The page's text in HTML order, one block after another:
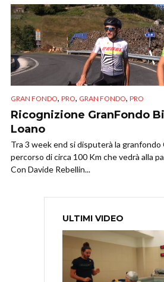
GRAN FONDO, PRO, GRAN FONDO, PRO
Ricognizione GranFondo
Loano
Tra 3 week end si disputerà la granfondo
percorso di circa 100 Km che vedrà alla
Con Davide Rebellin...
ULTIMI VIDEO